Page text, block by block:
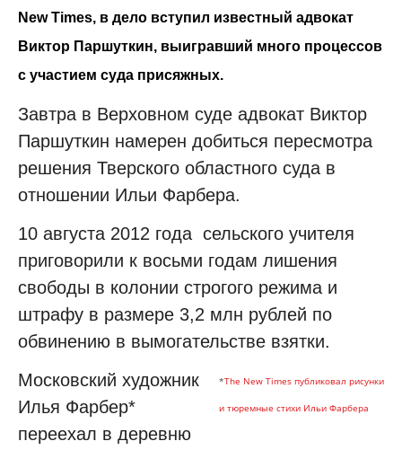
New Times, в дело вступил известный адвокат
Виктор Паршуткин, выигравший много процессов
с участием суда присяжных.
Завтра в Верховном суде адвокат Виктор
Паршуткин намерен добиться пересмотра
решения Тверского областного суда в
отношении Ильи Фарбера.
10 августа 2012 года сельского учителя
приговорили к восьми годам лишения
свободы в колонии строгого режима и
штрафу в размере 3,2 млн рублей по
обвинению в вымогательстве взятки.
*The New Times публиковал рисунки
и тюремные стихи Ильи Фарбера
Московский художник
Илья Фарбер*
переехал в деревню